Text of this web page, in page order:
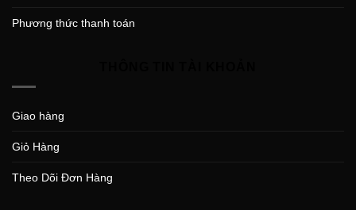
Phương thức thanh toán
Giao hàng
Giỏ Hàng
Theo Dõi Đơn Hàng